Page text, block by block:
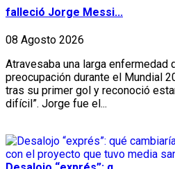
falleció Jorge Messi...
08 Agosto 2026
Atravesaba una larga enfermedad
preocupación durante el Mundial
tras su primer gol y reconoció
difícil”. Jorge fue el...